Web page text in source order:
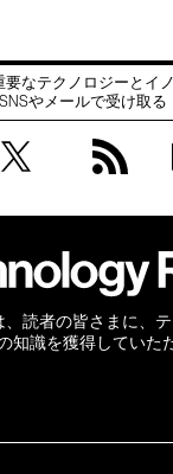
要なテクノロジーとイ
やメールで受け取る
、読者の皆さまに、
知識を獲得していた